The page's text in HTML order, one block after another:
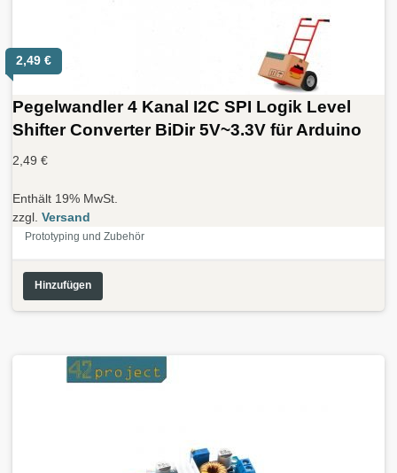
2,49 €
Pegelwandler 4 Kanal I2C SPI Logik Level
Shifter Converter BiDir 5V~3.3V für Arduino
2,49 €
Enthält 19% MwSt.
zzgl. Versand
Prototyping und Zubehör
Hinzufügen